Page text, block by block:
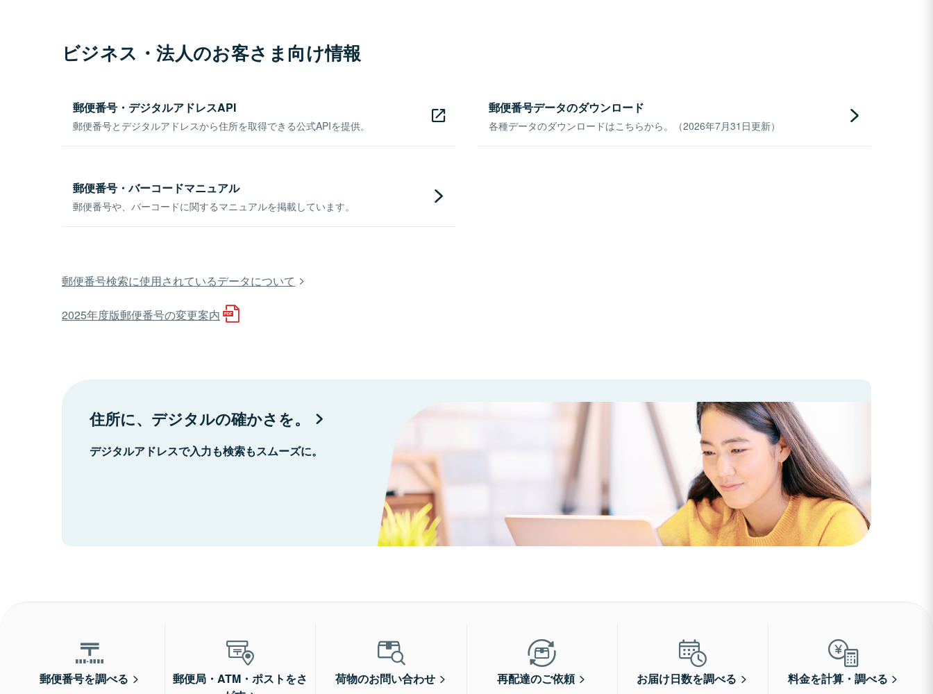
ビジネス・法人のお客さま向け情報
郵便番号・デジタルアドレスAPI
郵便番号とデジタルアドレスから住所を取得できる公式APIを提供。
郵便番号データのダウンロード
各種データのダウンロードはこちらから。（2026年7月31日更新）
郵便番号・バーコードマニュアル
郵便番号や、バーコードに関するマニュアルを掲載しています。
郵便番号検索に使用されているデータについて
2025年度版郵便番号の変更案内
住所に、デジタルの確かさを。
デジタルアドレスで入力も検索もスムーズに。
郵便番号を調べる
郵便局・ATM・ポストをさ
荷物のお問い合わせ 再配達のご依頼 お届け日数を調べる 料金を計算・調べる